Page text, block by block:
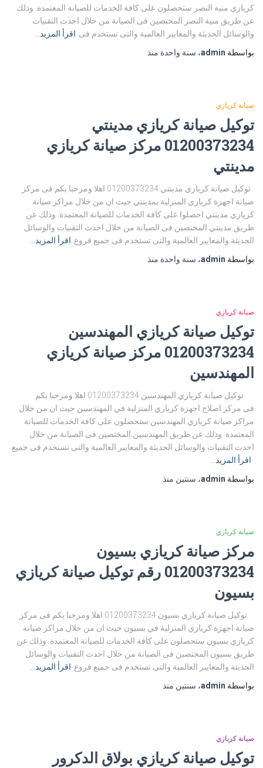
كريازي منية النصر ستحصلون على كافة الخدمات للصيانة المعتمدة. وذلك
عن طريق منية النصر المختصين فى الصيانة من خلال احدث التقنيات
والوسائل الحديثة والمعايير العالمية والتى تستخدم فى اقرأ المزيد…
بواسطة admin، سنة واحدة منذ
صيانة كريازي
توكيل صيانة كريازي مدينتي
01200373234 مركز صيانة كريازي
مدينتي
توكيل صيانة كريازي مدينتي 01200373234 اهلا ومرحبا بكم فى مركز
صيانة اجهزة كريازي المنزلية بمدينتي حيث ان من خلال مراكز صيانة
كريازي مدينتي احصلوا على كافة الخدمات للصيانة المعتمدة. وذلك عن
طريق مدينتي المختصين فى الصيانة من خلال احدث التقنيات والوسائل
الحديثة والمعايير العالمية والتى تستخدم فى جميع فروع اقرأ المزيد…
بواسطة admin، سنة واحدة منذ
صيانة كريازي
توكيل صيانة كريازي المهندسين
01200373234 مركز صيانة كريازي
المهندسين
توكيل صيانة كريازي المهندسين 01200373234 اهلا ومرحبا بكم
فى مركز اصلاح اجهزة كريازي المنزلية في المهندسين حيث ان من خلال
مراكز صيانة كريازي المهندسين ستحصلون على كافة الخدمات للصيانة
المعتمدة. وذلك عن طريق المهندسين المختصين فى الصيانة من خلال
احدث التقنيات والوسائل الحديثة والمعايير العالمية والتى تستخدم فى جميع
اقرأ المزيد…
بواسطة admin، سنتين منذ
صيانة كريازي
مركز صيانة كريازي بسيون
01200373234 رقم توكيل صيانة كريازي
بسيون
توكيل صيانة كريازي بسيون 01200373234 اهلا ومرحبا بكم فى مركز
صيانة اجهزة كريازي المنزلية في بسيون حيث ان من خلال مراكز صيانة
كريازي بسيون ستحصلون على كافة الخدمات للصيانة المعتمدة. وذلك عن
طريق بسيون المختصين فى الصيانة من خلال احدث التقنيات والوسائل
الحديثة والمعايير العالمية والتى تستخدم فى جميع فروع اقرأ المزيد…
بواسطة admin، سنتين منذ
صيانة كريازي
توكيل صيانة كريازي بولاق الدكرور